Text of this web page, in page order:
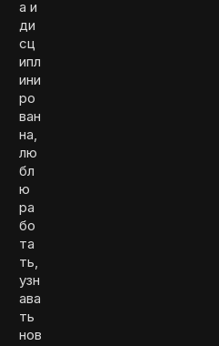
а и
ди
сц
ипл
ини
ро
ван
на,
лю
бл
ю
ра
бо
та
ть,
узн
ава
ть
нов